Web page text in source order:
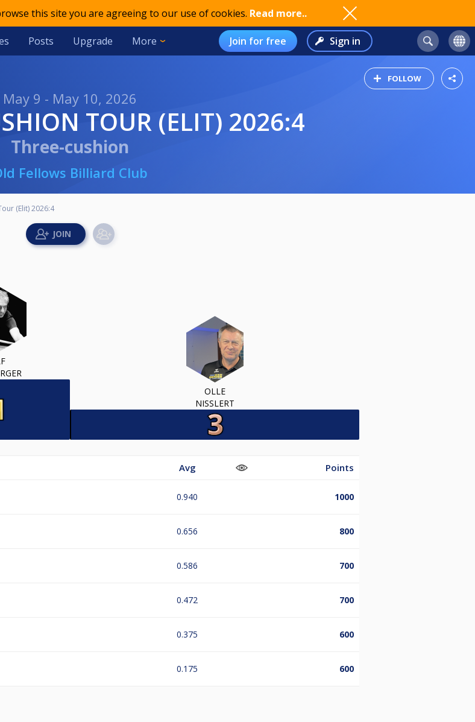
this site you are agreeing to our use of cookies. Read more..
Posts Upgrade More Join for free Sign in
FOLLOW
May 9 - May 10, 2026
TOUR (ELIT) 2026:4
Three-cushion
Fellows Billiard Club
(Elit) 2026:4
OLLE
NISSLERT
Avg Points
0.940 1000
0.656 800
0.586 700
0.472 700
0.375 600
0.175 600